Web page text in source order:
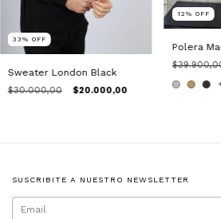
33 % OFF
Sweater London Black
$30.000,00 $20.000,00
12 % OFF
Polera
SUSCRIBITE A NUESTRO NEWSLETTER